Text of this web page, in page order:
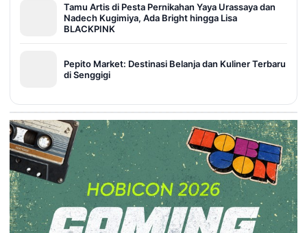
Tamu Artis di Pesta Pernikahan Yaya Urassaya dan
Nadech Kugimiya, Ada Bright hingga Lisa
BLACKPINK
Pepito Market: Destinasi Belanja dan Kuliner Terbaru
di Senggigi